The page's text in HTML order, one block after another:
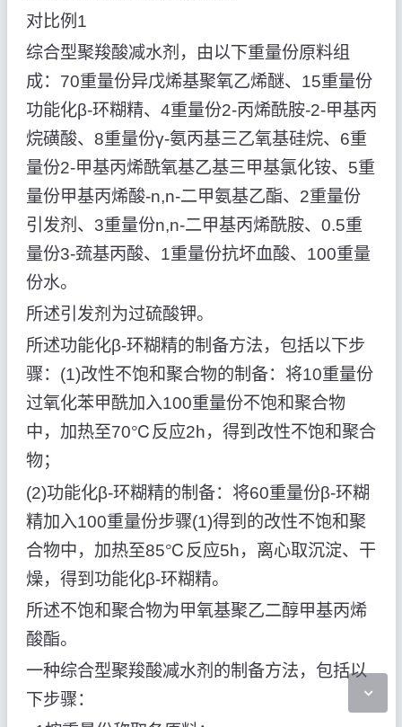
对比例1
综合型聚羧酸减水剂，由以下重量份原料组
成：70重量份异戊烯基聚氧乙烯醚、15重量份
功能化β-环糊精、4重量份2-丙烯酰胺-2-甲基丙
烷磺酸、8重量份γ-氨丙基三乙氧基硅烷、6重
量份2-甲基丙烯酰氧基乙基三甲基氯化铵、5重
量份甲基丙烯酸-n,n-二甲氨基乙酯、2重量份
引发剂、3重量份n,n-二甲基丙烯酰胺、0.5重
量份3-巯基丙酸、1重量份抗坏血酸、100重量
份水。
所述引发剂为过硫酸钾。
所述功能化β-环糊精的制备方法，包括以下步
骤：(1)改性不饱和聚合物的制备：将10重量份
过氧化苯甲酰加入100重量份不饱和聚合物
中，加热至70℃反应2h，得到改性不饱和聚合
物；
(2)功能化β-环糊精的制备：将60重量份β-环糊
精加入100重量份步骤(1)得到的改性不饱和聚
合物中，加热至85℃反应5h，离心取沉淀、干
燥，得到功能化β-环糊精。
所述不饱和聚合物为甲氧基聚乙二醇甲基丙烯
酸酯。
一种综合型聚羧酸减水剂的制备方法，包括以
下步骤：